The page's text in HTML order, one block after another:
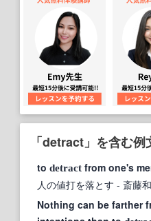
「detract」を含む例
to detract from one's
人の値打を落とす - 斎藤
Nothing can be farther